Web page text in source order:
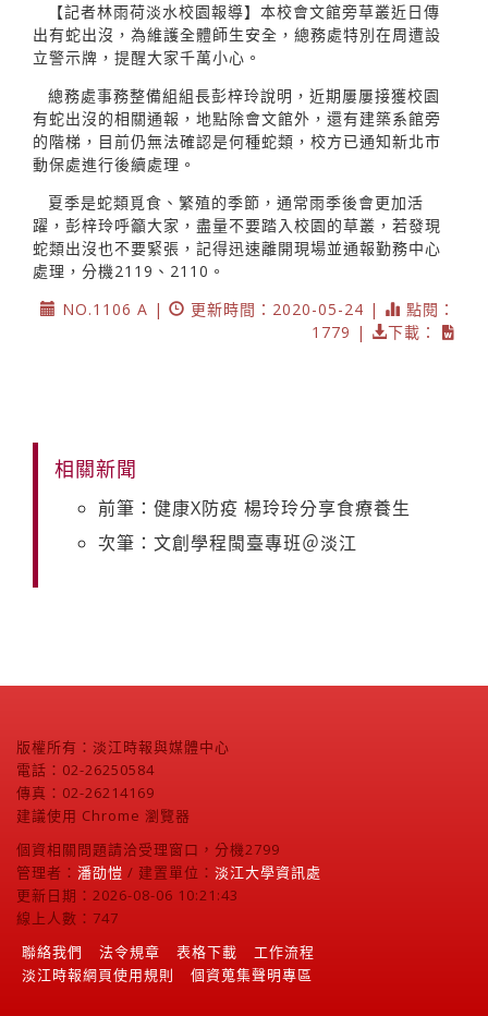
【記者林雨荷淡水校園報導】本校會文館旁草叢近日傳
出有蛇出沒，為維護全體師生安全，總務處特別在周遭設
立警示牌，提醒大家千萬小心。
總務處事務整備組組長彭梓玲說明，近期屢屢接獲校園
有蛇出沒的相關通報，地點除會文館外，還有建築系館旁
的階梯，目前仍無法確認是何種蛇類，校方已通知新北市
動保處進行後續處理。
夏季是蛇類覓食、繁殖的季節，通常雨季後會更加活
躍，彭梓玲呼籲大家，盡量不要踏入校園的草叢，若發現
蛇類出沒也不要緊張，記得迅速離開現場並通報勤務中心
處理，分機2119、2110。
NO.1106 A |
更新時間：2020-05-24 |
點閱：
1779 |
下載：
相關新聞
前筆：健康X防疫 楊玲玲分享食療養生
次筆：文創學程閩臺專班＠淡江
版權所有：淡江時報與媒體中心
電話：02-26250584
傳真：02-26214169
建議使用 Chrome 瀏覽器
個資相關問題請洽受理窗口，分機2799
管理者： 潘劭愷 / 建置單位： 淡江大學資訊處
更新日期：2026-08-06 10:21:43
線上人數：747
聯絡我們
法令規章 表格下載
工作流程
淡江時報網頁使用規則
個資蒐集聲明專區